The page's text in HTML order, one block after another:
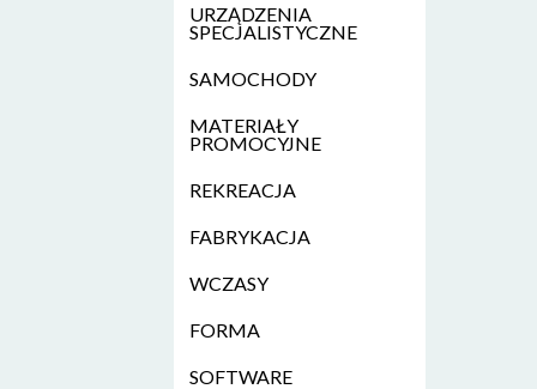
URZĄDZENIA
SPECJALISTYCZNE
SAMOCHODY
MATERIAŁY
PROMOCYJNE
REKREACJA
FABRYKACJA
WCZASY
FORMA
SOFTWARE